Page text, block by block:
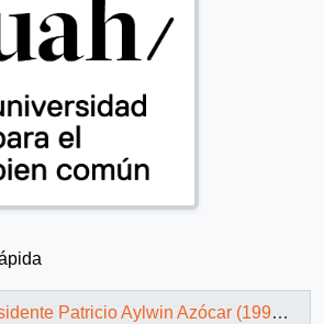
Patricio Aylwin Azócar (1990-1994)